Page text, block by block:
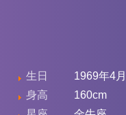
生日
1969年4
身高
160cm